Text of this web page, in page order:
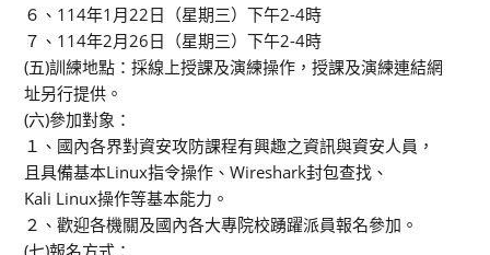
６、114年1月22日（星期三）下午2-4時
７、114年2月26日（星期三）下午2-4時
(五)訓練地點：採線上授課及演練操作，授課及演練連結網
址另行提供。
(六)參加對象：
１、國內各界對資安攻防課程有興趣之資訊與資安人員，
且具備基本Linux指令操作、Wireshark封包查找、
Kali Linux操作等基本能力。
２、歡迎各機關及國內各大專院校踴躍派員報名參加。
(七)報名方式：